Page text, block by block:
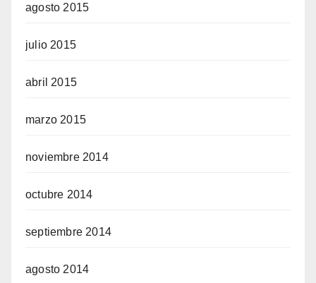
agosto 2015
julio 2015
abril 2015
marzo 2015
noviembre 2014
octubre 2014
septiembre 2014
agosto 2014